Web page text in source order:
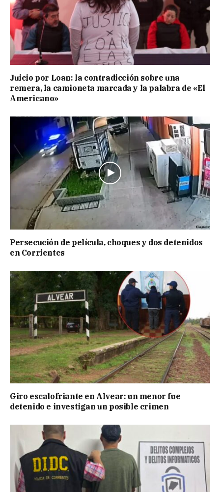
Juicio por Loan: la contradicción sobre una
remera, la camioneta marcada y la palabra de «El
Americano»
Persecución de película, choques y dos detenidos
en Corrientes
Giro escalofriante en Alvear: un menor fue
detenido e investigan un posible crimen